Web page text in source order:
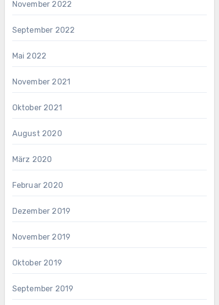
November 2022
September 2022
Mai 2022
November 2021
Oktober 2021
August 2020
März 2020
Februar 2020
Dezember 2019
November 2019
Oktober 2019
September 2019